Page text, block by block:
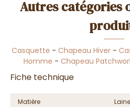
Autres catégories
Casquette - Chapeau Hiver-
Homme - Chapeau
Fiche technique
Matière
Laine